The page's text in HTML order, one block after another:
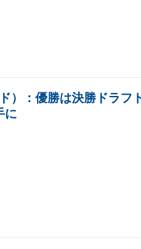
）：優勝は決勝ドラフ
に